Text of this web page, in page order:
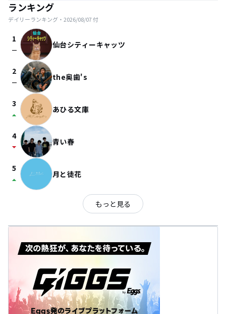
ランキング
デイリーランキング・ 2026/08/07付
1
check_indeterminate_small 仙台シティーキャッツ
2
check_indeterminate_small the奥歯's
3
arrow_drop_up あひる文庫
4
arrow_drop_down 青い春
5
arrow_drop_up 月と徒花
もっと見る